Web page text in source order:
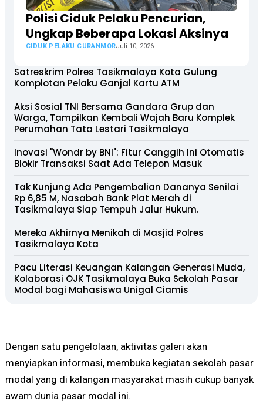
Polisi Ciduk Pelaku Pencurian,
Ungkap Beberapa Lokasi Aksinya
CIDUK PELAKU CURANMORJuli 10, 2026
Satreskrim Polres Tasikmalaya Kota Gulung
Komplotan Pelaku Ganjal Kartu ATM
Aksi Sosial TNI Bersama Gandara Grup dan
Warga, Tampilkan Kembali Wajah Baru Komplek
Perumahan Tata Lestari Tasikmalaya
Inovasi "Wondr by BNI": Fitur Canggih Ini Otomatis
Blokir Transaksi Saat Ada Telepon Masuk
Tak Kunjung Ada Pengembalian Dananya Senilai
Rp 6,85 M, Nasabah Bank Plat Merah di
Tasikmalaya Siap Tempuh Jalur Hukum.
Mereka Akhirnya Menikah di Masjid Polres
Tasikmalaya Kota
Pacu Literasi Keuangan Kalangan Generasi Muda,
Kolaborasi OJK Tasikmalaya Buka Sekolah Pasar
Modal bagi Mahasiswa Unigal Ciamis
Dengan satu pengelolaan, aktivitas galeri akan
menyiapkan informasi, membuka kegiatan sekolah pasar
modal yang di kalangan masyarakat masih cukup banyak
awam dunia pasar modal ini.